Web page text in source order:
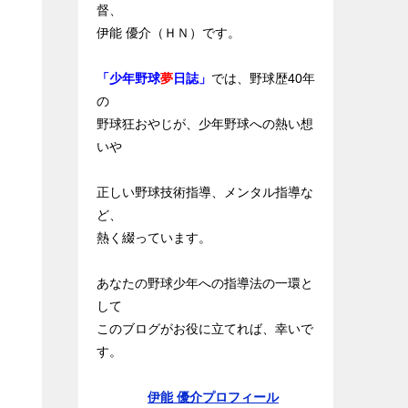
督、
伊能 優介（ＨＮ）です。
「少年野球夢日誌」 では、野球歴40年
の
野球狂おやじが、少年野球への熱い想
いや
正しい野球技術指導、メンタル指導な
ど、
熱く綴っています。
あなたの野球少年への指導法の一環と
して
このブログがお役に立てれば、幸いで
す。
伊能 優介プロフィール